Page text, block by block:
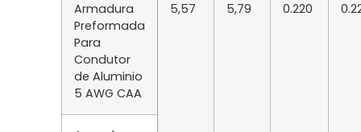
Armadura
Preformada
Para
Condutor
de Aluminio
5 AWG CAA
5,57 5,79 0.220